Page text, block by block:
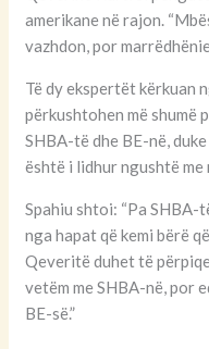
amerikane në rajon.
vazhdon, por
Të dy ekspertët kërkuan
përkushtohen më shumë
SHBA-të dhe BE-në,
është i lidhur ngushtë
Spahiu shtoi: “Pa SHBA-
nga hapat që kemi bërë
Qeveritë duhet të
vetëm me SHBA-në, por
BE-së.”